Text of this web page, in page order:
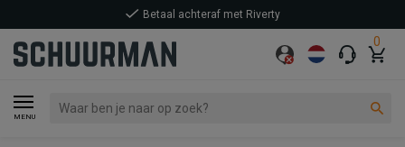
0
MENU
Betaal achteraf met Riverty